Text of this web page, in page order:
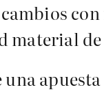
material de